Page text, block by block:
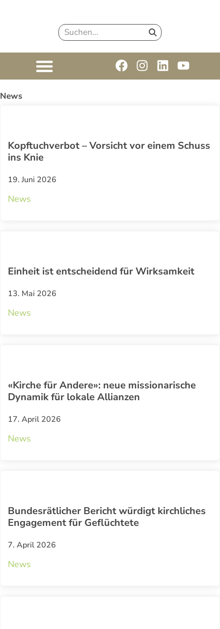
News
Kopftuchverbot – Vorsicht vor einem Schuss
ins Knie
19. Juni 2026
News
Einheit ist entscheidend für Wirksamkeit
13. Mai 2026
News
«Kirche für Andere»: neue missionarische
Dynamik für lokale Allianzen
17. April 2026
News
Bundesrätlicher Bericht würdigt kirchliches
Engagement für Geflüchtete
7. April 2026
News